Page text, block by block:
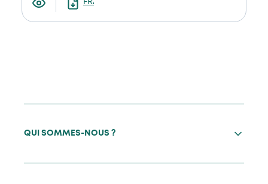
FRANCAIS
QUI SOMMES-NOUS ?